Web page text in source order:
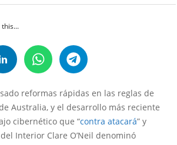
reformas rápidas en las reglas de
Australia, y el desarrollo más reciente
cibernético que “contra atacará” y
Interior Clare O’Neil denominó